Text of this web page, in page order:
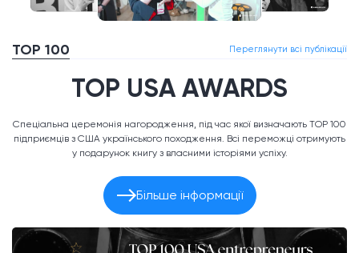
TOP 100 Переглянути всі публікації
TOP USA AWARDS
Спеціальна церемонія нагородження, під час якої визначають TOP 100
підприємців з США українського походження. Всі переможці отримують
у подарунок книгу з власними історіями успіху.
Більше інформації